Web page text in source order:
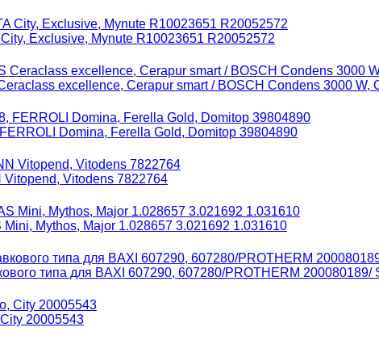
Exclusive, Mynute R10023651 R20052572
excellence, Cerapur smart / BOSCH Condens 3000 W,
Domina, Ferella Gold, Domitop 39804890
Vitodens 7822764
Mythos, Major 1.028657 3.021692 1.031610
типа для BAXI 607290, 607280/PROTHERM 200080189/
20005543